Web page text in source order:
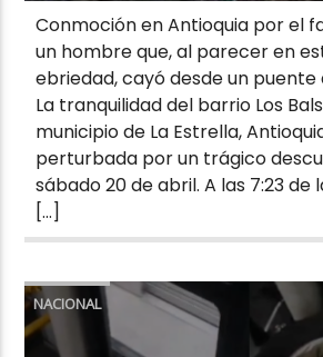
Conmoción en Antioquia por el
un hombre que, al parecer en
ebriedad, cayó desde un
La tranquilidad del barrio Los
municipio de La Estrella,
perturbada por un trágico
sábado 20 de abril. A las 7:23 de
[…]
NACIONAL